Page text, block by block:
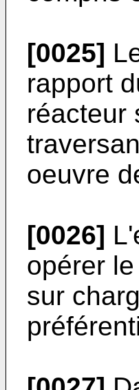
[0025]
rapport
réacteur
oeuvre
[0026]
opérer
sur